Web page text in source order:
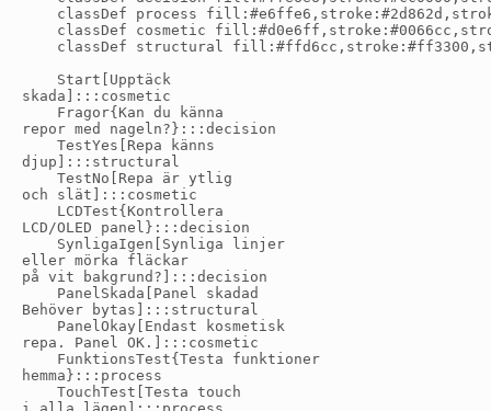
classDef process
classDef cosmetic
classDef structural
    Start[Upptäck
skada]:::cosmetic
    Fragor{Kan du känna
repor med nageln?}:::decision
    TestYes[Repa känns
djup]:::structural
    TestNo[Repa är ytlig
och slät]:::cosmetic
    LCDTest{Kontrollera
LCD/OLED panel}:::decision
    SynligaIgen[Synliga linjer
eller mörka fläckar
på vit bakgrund?]:::decision
    PanelSkada[Panel skadad
Behöver bytas]:::structural
    PanelOkay[Endast kosmetisk
repa. Panel OK.]:::cosmetic
    FunktionsTest{Testa funktioner
hemma}:::process
    TouchTest[Testa touch